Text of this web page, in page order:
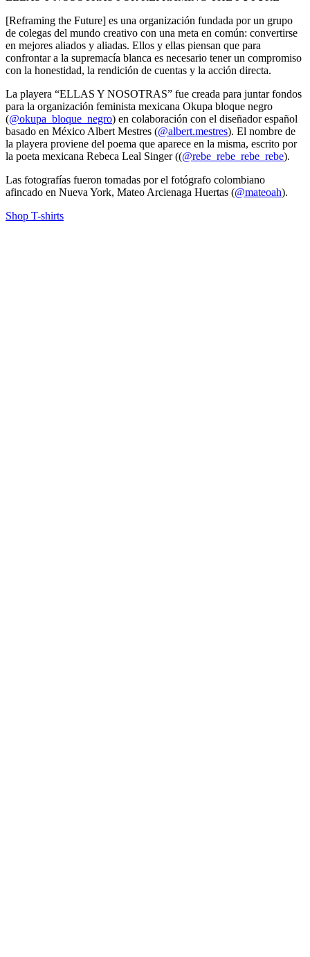
[Reframing the Future] es una organización fundada por un grupo
de colegas del mundo creativo con una meta en común: convertirse
en mejores aliados y aliadas. Ellos y ellas piensan que para
confrontar a la supremacía blanca es necesario tener un compromiso
con la honestidad, la rendición de cuentas y la acción directa.
La playera “ELLAS Y NOSOTRAS” fue creada para juntar fondos
para la organización feminista mexicana Okupa bloque negro
(@okupa_bloque_negro) en colaboración con el diseñador español
basado en México Albert Mestres (@albert.mestres). El nombre de
la playera proviene del poema que aparece en la misma, escrito por
la poeta mexicana Rebeca Leal Singer ((@rebe_rebe_rebe_rebe).
Las fotografías fueron tomadas por el fotógrafo colombiano
afincado en Nueva York, Mateo Arcienaga Huertas (@mateoah).
Shop T-shirts